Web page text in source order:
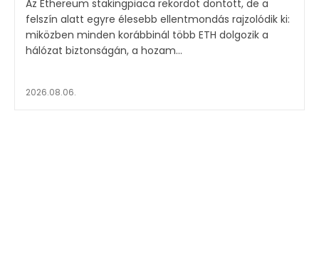
Az Ethereum stakingpiaca rekordot döntött, de a
felszín alatt egyre élesebb ellentmondás rajzolódik ki:
miközben minden korábbinál több ETH dolgozik a
hálózat biztonságán, a hozam...
2026.08.06.